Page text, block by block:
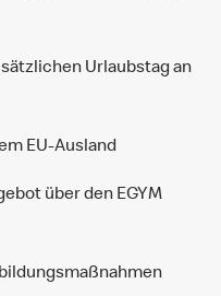
Urlaubstag an
EU-Ausland
über den EGYM